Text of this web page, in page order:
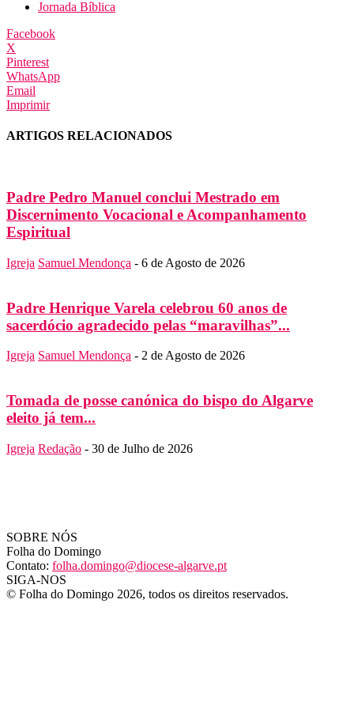
Jornada Bíblica
Facebook
X
Pinterest
WhatsApp
Email
Imprimir
ARTIGOS RELACIONADOS
Padre Pedro Manuel conclui Mestrado em
Discernimento Vocacional e Acompanhamento
Espiritual
Igreja Samuel Mendonça - 6 de Agosto de 2026
Padre Henrique Varela celebrou 60 anos de
sacerdócio agradecido pelas “maravilhas”...
Igreja Samuel Mendonça - 2 de Agosto de 2026
Tomada de posse canónica do bispo do Algarve
eleito já tem...
Igreja Redação - 30 de Julho de 2026
SOBRE NÓS
Folha do Domingo
Contato: folha.domingo@diocese-algarve.pt
SIGA-NOS
© Folha do Domingo 2026, todos os direitos reservados.